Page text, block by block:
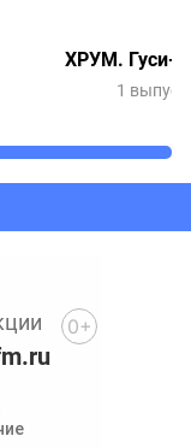
ХРУМ. Гуси-
1 выпуск
0+